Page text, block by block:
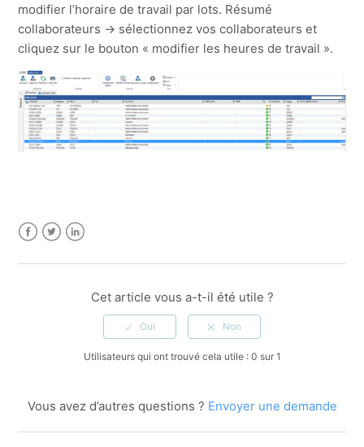
modifier l’horaire de travail par lots. Résumé
collaborateurs -> sélectionnez vos collaborateurs et
cliquez sur le bouton « modifier les heures de travail ».
Cet article vous a-t-il été utile ?
Utilisateurs qui ont trouvé cela utile : 0 sur 1
Vous avez d’autres questions ? Envoyer une demande